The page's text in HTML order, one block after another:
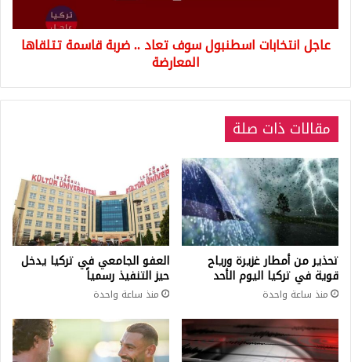
تتلقاها
المعارضة
عاجل انتخابات اسطنبول سوف تعاد .. ضربة قاسمة تتلقاها
المعارضة
مقالات ذات صلة
تحذير من أمطار غزيرة ورياح
قوية في تركيا اليوم الأحد
منذ ساعة واحدة
العفو الجامعي في تركيا يدخل
حيز التنفيذ رسمياً
منذ ساعة واحدة